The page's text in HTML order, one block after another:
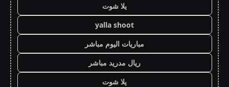
يلا شوت
yalla shoot
مباريات اليوم مباشر
ريال مدريد مباشر
يلا شوت